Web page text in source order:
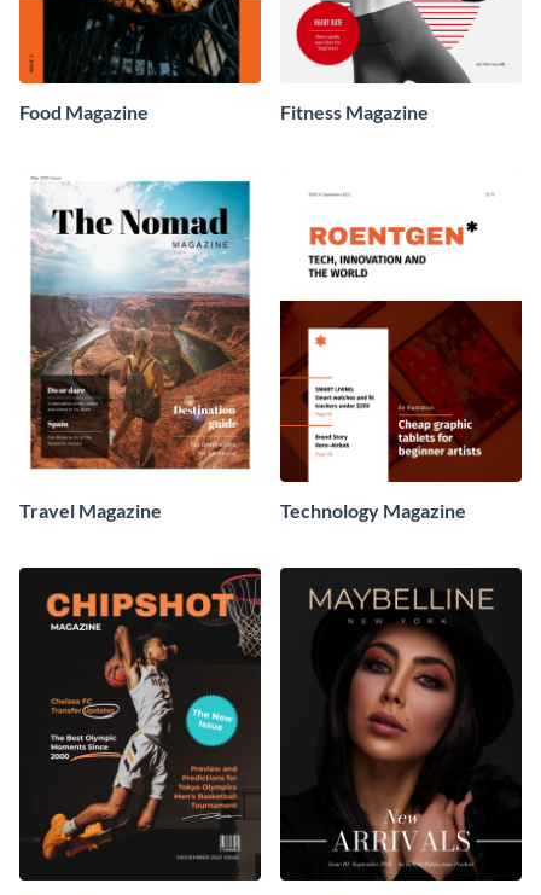
Food Magazine Fitness Magazine
Travel Magazine Technology Magazine